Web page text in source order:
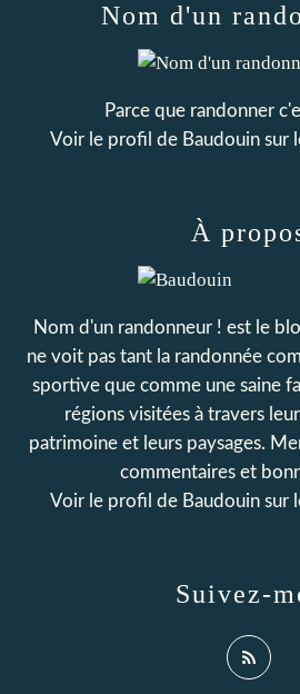
Nom d'un
Parce que randonner
Voir le profil de Baudouinsur
Suivez-
À
Nom d'un randonneur ! est le
ne voit pas tant la randonnée
sportive que comme une saine
régions visitées à travers
patrimoine et leurs paysages.
commentaires et
Voir le profil de Baudouinsur